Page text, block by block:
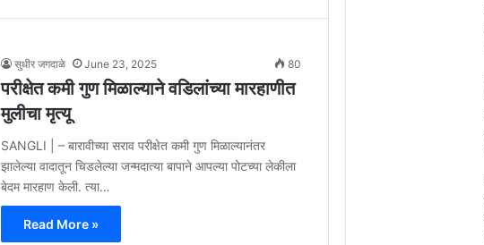
सुधीर जगदाळे June 23, 2025 80
परीक्षेत कमी गुण मिळाल्याने वडिलांच्या मारहाणीत
मुलीचा मृत्यू
SANGLI | – बारावीच्या सराव परीक्षेत कमी गुण मिळाल्यानंतर
झालेल्या वादातून चिडलेल्या जन्मदात्या बापाने आपल्या पोटच्या लेकीला
बेदम मारहाण केली. त्या…
Read More »